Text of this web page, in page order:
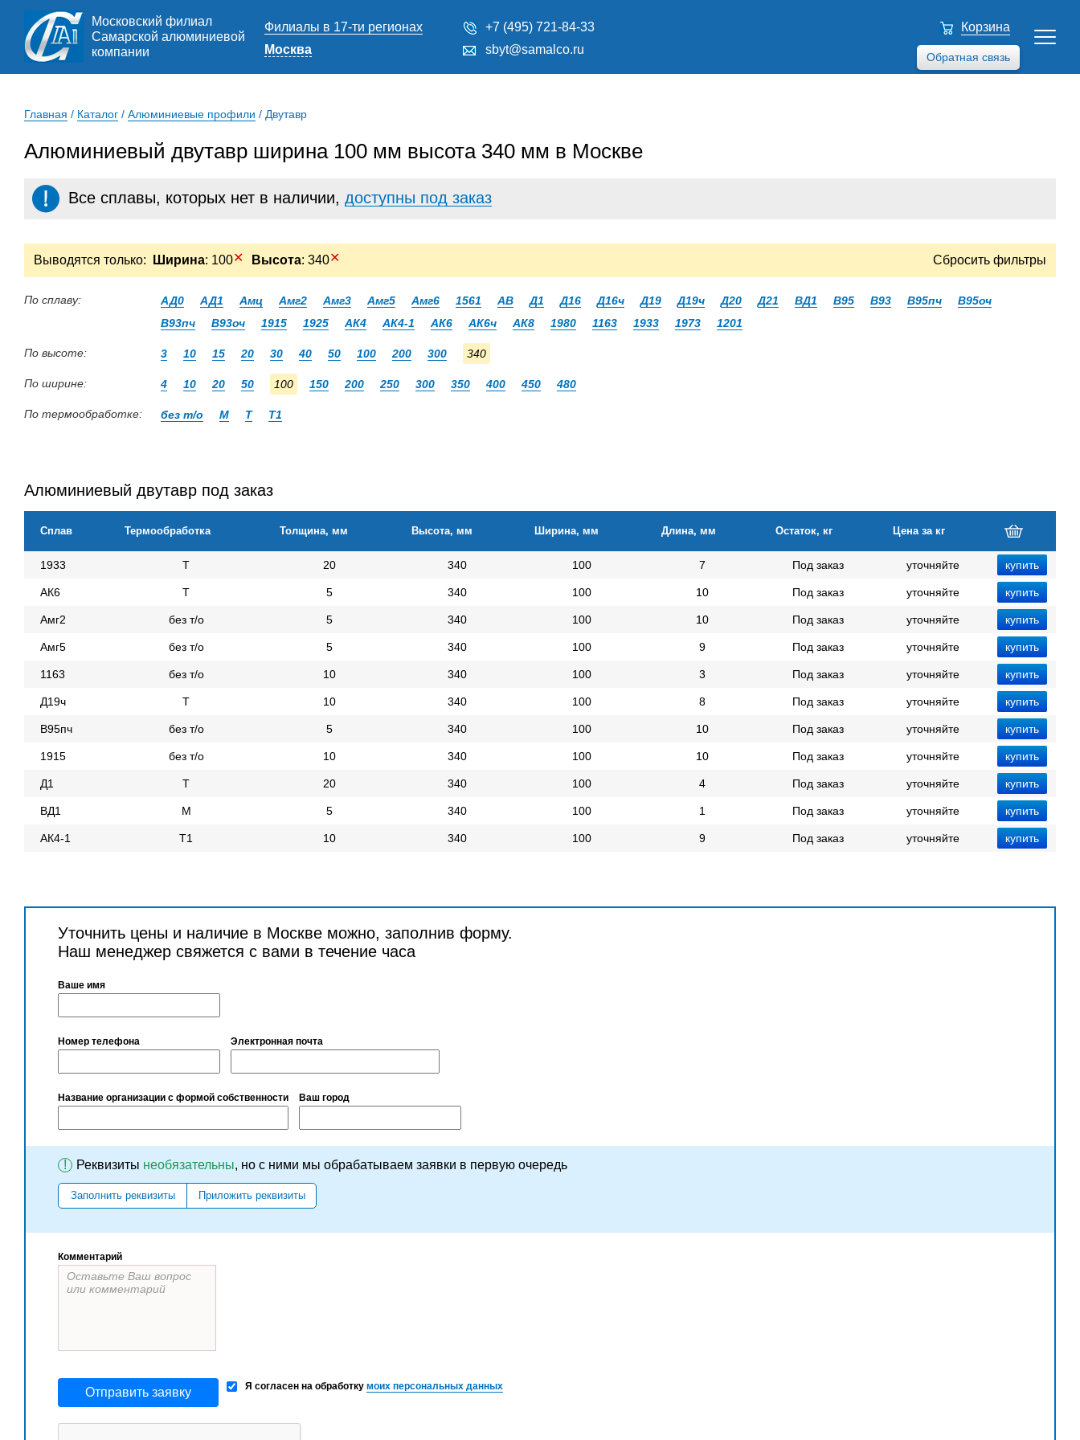
Московский филиал
Самарской алюминиевой
компании
Филиалы в 17-ти регионах
Москва
+7 (495) 721-84-33
sbyt@samalco.ru
Обратная связь
Корзина
Главная / Каталог / Алюминиевые профили / Двутавр
Алюминиевый двутавр ширина 100 мм высота 340 мм в Москве
Все сплавы, которых нет в наличии, доступны под заказ
Выводятся только: Ширина: 100✕ Высота: 340✕ Сбросить фильтры
По сплаву: АД0 АД1 Амц Амг2 Амг3 Амг5 Амг6 1561 АВ Д1 Д16 Д16ч Д19 Д19ч Д20 Д21 ВД1 В95 В93 В95пч
В95оч
В93пч
В93оч 1915 1925 АК4 АК4-1 АК6 АК6ч АК8 1980 1163 1933 1973 1201
По высоте: 3 10 15 20 30 40 50 100 200 300 340
По ширине: 4 10 20 50 100 150 200 250 300 350 400 450 480
По термообработке: без т/о М Т Т1
Алюминиевый двутавр под заказ
Сплав Термообработка Толщина, мм Высота, мм Ширина, мм Длина, мм Остаток, кг Цена за кг
1933 Т 20 340 100 7 Под заказ уточняйте
АК6 Т 5 340 100 10 Под заказ уточняйте
Амг2 без т/о 5 340 100 10 Под заказ уточняйте
Амг5 без т/о 5 340 100 9 Под заказ уточняйте
1163 без т/о 10 340 100 3 Под заказ уточняйте
Д19ч Т 10 340 100 8 Под заказ уточняйте
В95пч без т/о 5 340 100 10 Под заказ уточняйте
1915 без т/о 10 340 100 10 Под заказ уточняйте
Д1 Т 20 340 100 4 Под заказ уточняйте
ВД1 М 5 340 100 1 Под заказ уточняйте
АК4-1 Т1 10 340 100 9 Под заказ уточняйте
Уточнить цены и наличие в Москве можно, заполнив форму.
Наш менеджер свяжется с вами в течение часа
Ваше имя
Номер телефона Электронная почта
Название организации с формой собственности Ваш город
! Реквизиты необязательны, но с ними мы обрабатываем заявки в первую очередь
Заполнить реквизиты Приложить реквизиты
Комментарий
Отправить заявку Я согласен на обработку моих персональных данных